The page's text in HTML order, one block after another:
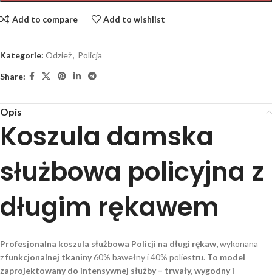
Add to compare Add to wishlist
Kategorie: Odzież, Policja
Share:
Opis
Koszula damska
służbowa policyjna z
długim rękawem
Profesjonalna koszula służbowa Policji na długi rękaw,wykonana
zfunkcjonalnej tkaniny60% bawełny i 40% poliestru. To model
zaprojektowany do intensywnej służby – trwały, wygodny i